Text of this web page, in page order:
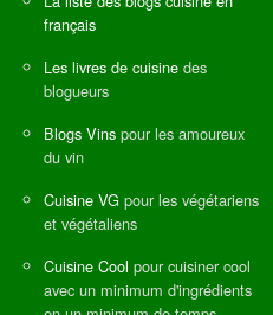
français
Les livres de cuisine des
blogueurs
Blogs Vins pour les amoureux
du vin
Cuisine VG pour les végétariens
et végétaliens
Cuisine Cool pour cuisiner cool
avec un minimum d'ingrédients